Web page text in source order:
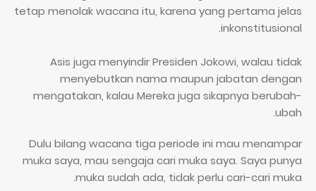
tetap menolak wacana itu, karena yang pertama jelas
inkonstitusional.
Asis juga menyindir Presiden Jokowi, walau tidak
menyebutkan nama maupun jabatan dengan
mengatakan, kalau Mereka juga sikapnya berubah-
ubah.
Dulu bilang wacana tiga periode ini mau menampar
muka saya, mau sengaja cari muka saya. Saya punya
muka sudah ada, tidak perlu cari-cari muka.